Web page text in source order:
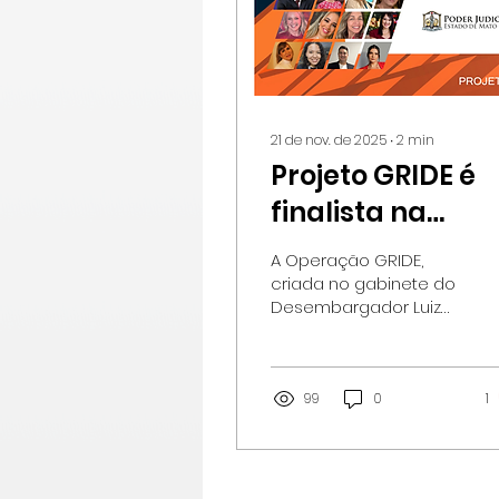
21 de nov. de 2025 ∙2 min
Projeto GRIDE é
finalista na
categoria
Inovação na
Gestão do Prêmio
Judiciário
Exponencial
A Operação GRIDE,
criada no gabinete do
Desembargador Luiz
Prêmio de Inovação do
(J.Ex) 2025, na
99 0 1